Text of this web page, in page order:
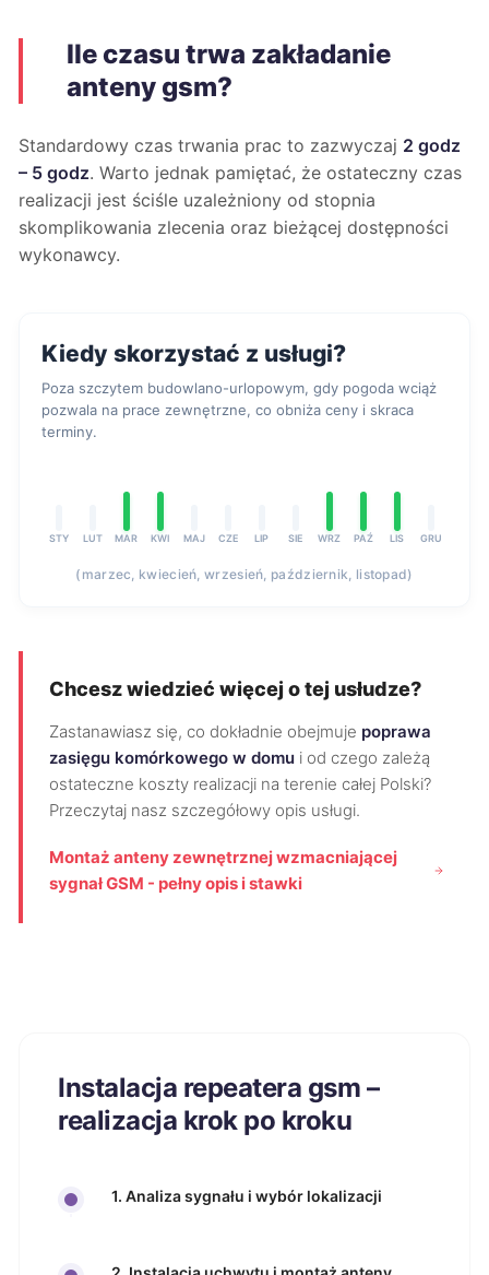
Ile czasu trwa zakładanie
anteny gsm?
Standardowy czas trwania prac to zazwyczaj 2 godz
– 5 godz. Warto jednak pamiętać, że ostateczny czas
realizacji jest ściśle uzależniony od stopnia
skomplikowania zlecenia oraz bieżącej dostępności
wykonawcy.
Kiedy skorzystać z usługi?
Poza szczytem budowlano-urlopowym, gdy pogoda wciąż
pozwala na prace zewnętrzne, co obniża ceny i skraca
terminy.
STY LUT MAR KWI MAJ CZE LIP SIE WRZ PAŹ LIS GRU
(marzec, kwiecień, wrzesień, październik, listopad)
Chcesz wiedzieć więcej o tej usłudze?
Zastanawiasz się, co dokładnie obejmuje poprawa
zasięgu komórkowego w domu i od czego zależą
ostateczne koszty realizacji na terenie całej Polski?
Przeczytaj nasz szczegółowy opis usługi.
Montaż anteny zewnętrznej wzmacniającej
sygnał GSM - pełny opis i stawki
Instalacja repeatera gsm –
realizacja krok po kroku
1. Analiza sygnału i wybór lokalizacji